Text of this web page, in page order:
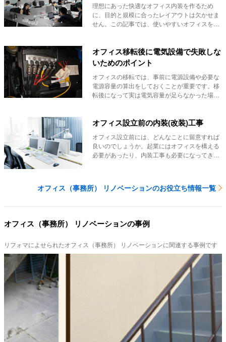
理想にあった快適なオフィス内装を作るため
に、目的と規模に合ったレイアウトは欠かせま
せん。この記事では、使いやすいオフィスを作
オフィス移転後に電気設備で失敗しな
いためのポイント
オフィスの移転では、事前に電源設備や必要な
電源容量の算出をしておくことが重要です。移
転後になって実は電気容量が足らなかった場合
オフィス設立前の内装(改装)工事
オフィス設立前には、どんなことに留意すれば
良いのでしょうか。起業にはオフィスを構える
必要があったり、内装工事も必要になってきま
オフィス（事務所） リノベーションのお役立ち情報一覧
オフィス（事務所） リノベーションの事例
リフォマによせられたオフィス（事務所） リノベーションに関連する事例です